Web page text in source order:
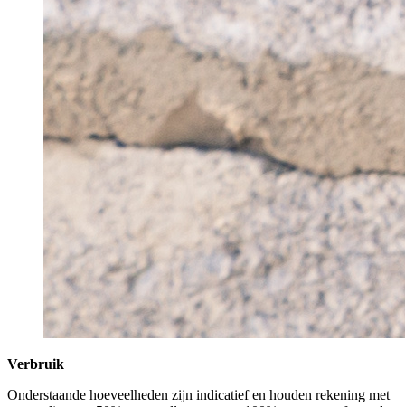
Verbruik
Onderstaande hoeveelheden zijn indicatief en houden rekening met